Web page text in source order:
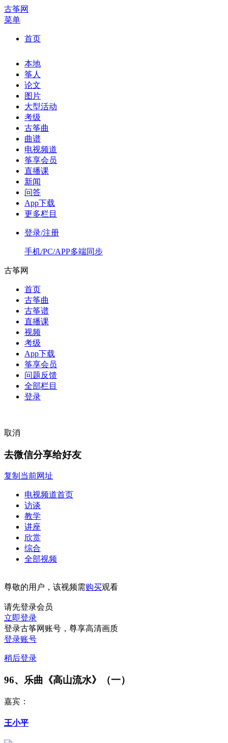
古筝网
菜单
首页
本地
筝人
论文
图片
大型活动
考级
古筝曲
曲谱
电视频道
筝享会员
直播课
新闻
问答
App下载
更多栏目
登录/注册
手机/PC/APP多端同步
古筝网
首页
古筝曲
古筝谱
直播课
视频
考级
App下载
筝享会员
问题反馈
全部栏目
登录
取消
去微信分享给好友
复制当前网址
电视频道首页
访谈
教学
讲座
欣赏
综合
全部视频
尊敬的用户，该视频需购买观看
请先登录会员
立即登录
登录古筝网账号，尊享高清画质
登录账号
稍后登录
96、乐曲《高山流水》（一）
嘉宾：
王小平